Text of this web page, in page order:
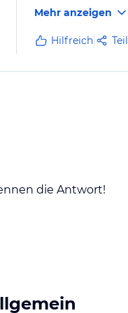
Mehr anzeigen
Hilfreich
die Antwort!